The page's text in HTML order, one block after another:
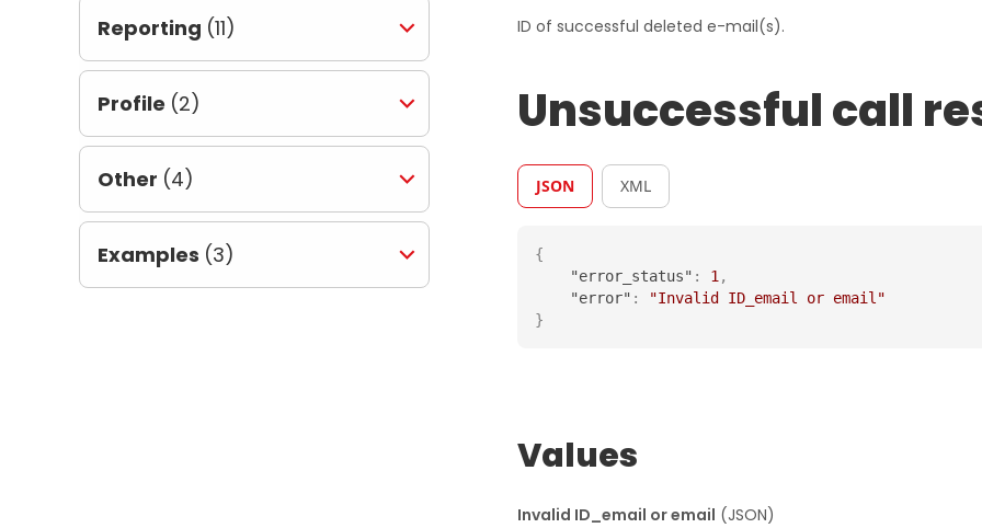
Reporting (11)
Profile (2)
Other (4)
Examples (3)
ID of successful deleted e-mail(s).
Unsuccessful call
JSON XML
{
"error_status" : 1 ,
"error" :
"Invalid ID_email or email"
}
Values
Invalid ID_email or email (JSON)